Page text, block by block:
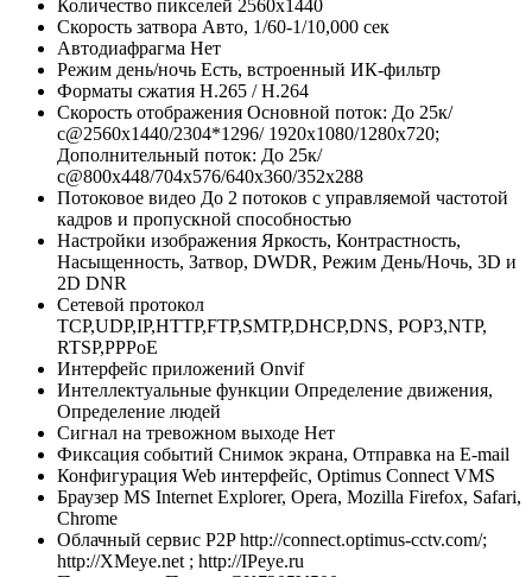
Количество пикселей 2560x1440
Скорость затвора Авто, 1/60-1/10,000 сек
Автодиафрагма Нет
Режим день/ночь Есть, встроенный ИК-фильтр
Форматы сжатия H.265 / H.264
Скорость отображения Основной поток: До 25к/
с@2560x1440/2304*1296/ 1920х1080/1280x720;
Дополнительный поток: До 25к/
с@800x448/704х576/640x360/352х288
Потоковое видео До 2 потоков с управляемой частотой
кадров и пропускной способностью
Настройки изображения Яркость, Контрастность,
Насыщенность, Затвор, DWDR, Режим День/Ночь, 3D и
2D DNR
Сетевой протокол
TCP,UDP,IP,HTTP,FTP,SMTP,DHCP,DNS, POP3,NTP,
RTSP,PPPoE
Интерфейс приложений Onvif
Интеллектуальные функции Определение движения,
Определение людей
Сигнал на тревожном выходе Нет
Фиксация событий Снимок экрана, Отправка на E-mail
Конфигурация Web интерфейс, Optimus Connect VMS
Браузер MS Internet Explorer, Opera, Mozilla Firefox, Safari,
Chrome
Облачный сервис P2P http://connect.optimus-cctv.com/;
http://XMeye.net ; http://IPeye.ru